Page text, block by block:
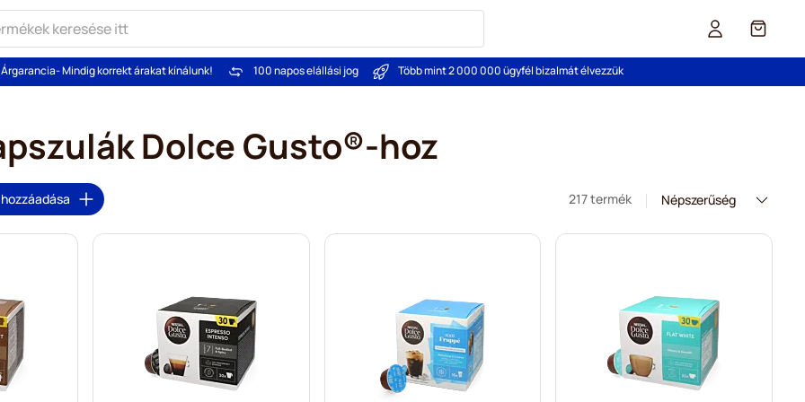
Cart
Árgarancia- Mindig korrekt árakat kínálunk! 100 napos elállási jog Több mint 2 000 000 ügyfél bizalmát élvezzük
Dolce Gusto®-hoz
217 termék